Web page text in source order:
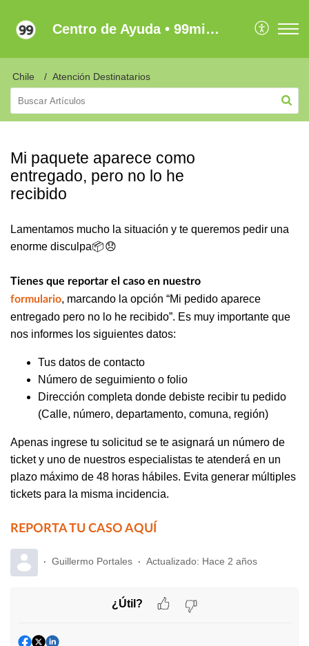
Centro de Ayuda • 99minutos Latam
Chile Atención Destinatarios
Mi paquete aparece como
entregado, pero no lo he
recibido
Lamentamos mucho la situación y te queremos pedir una
enorme disculpa📦 😞
Tienes que reportar el caso en nuestro
formulario, marcando la opción “Mi pedido aparece
entregado pero no lo he recibido”. Es muy importante que
nos informes los siguientes datos:
Tus datos de contacto
Número de seguimiento o folio
Dirección completa donde debiste recibir tu pedido
(Calle, número, departamento, comuna, región)
Apenas ingrese tu solicitud se te asignará un número de
ticket y uno de nuestros especialistas te atenderá en un
plazo máximo de 48 horas hábiles. Evita generar múltiples
tickets para la misma incidencia.
REPORTA TU CASO AQUÍ
Guillermo Portales Actualizado: Hace 2 años
¿Útil?